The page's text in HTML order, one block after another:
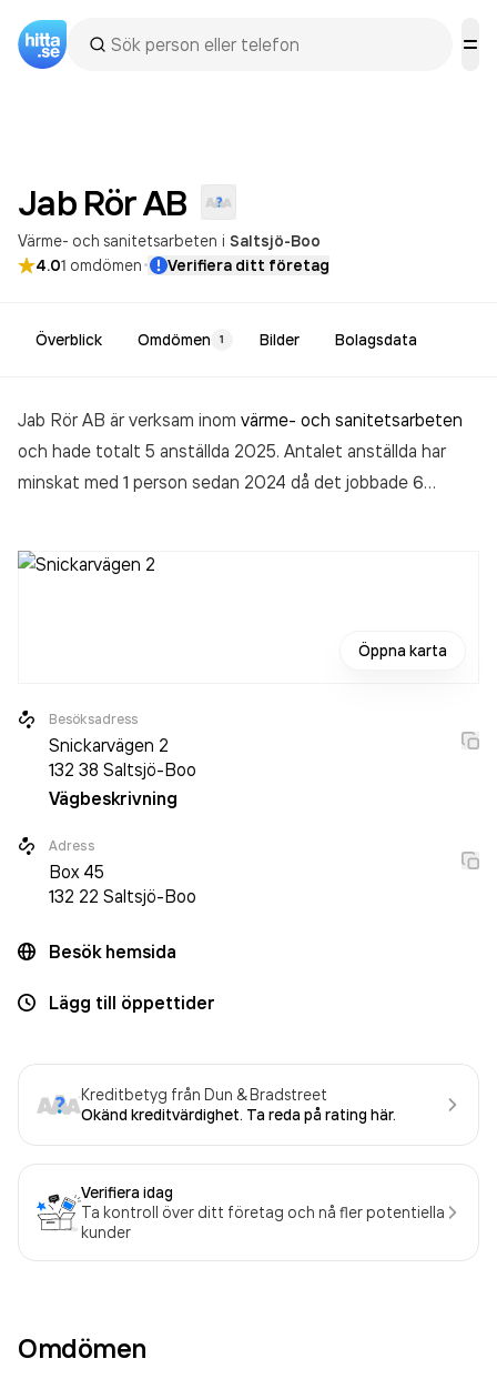
Jab RörAB
Värme- och sanitetsarbeten i Saltsjö-Boo
4.01 omdömen· Verifiera ditt företag
Överblick Omdömen 1 Bilder Bolagsdata
Jab Rör AB är verksam inom värme- och sanitetsarbeten
och hade totalt 5 anställda 2025. Antalet anställda har
minskat med 1 person sedan 2024 då det jobbade 6
senaste räkenskapsåret (2025).
Öppna karta
Besöksadress
Snickarvägen 2
132 38 Saltsjö-Boo
Vägbeskrivning
Adress
Box 45
132 22 Saltsjö-Boo
Besök hemsida
Lägg till öppettider
Kreditbetyg från Dun & Bradstreet
Okänd kreditvärdighet. Ta reda på rating här.
Verifiera idag
Ta kontroll över ditt företag och nå fler potentiella
kunder
Omdömen